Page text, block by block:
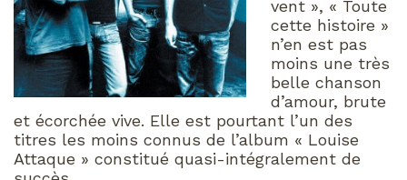
vent », « Toute
cette histoire »
n’en est pas
moins une très
belle chanson
d’amour, brute
et écorchée vive. Elle est pourtant l’un des
titres les moins connus de l’album « Louise
Attaque » constitué quasi-intégralement de